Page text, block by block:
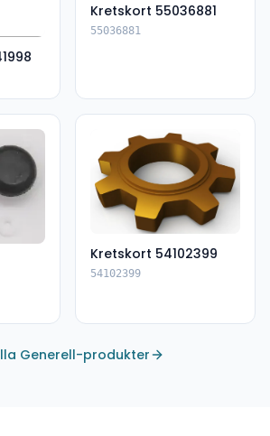
Kretskort 55036881
55036881
Kretskort 54102399
54102399
Generell-produkter